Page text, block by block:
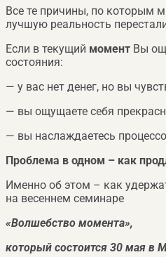
Все те причины, по которым
лучшую реальность
Если в текущий момент Вы
состояния:
— у вас нет денег, но вы
— вы ощущаете себя
— вы наслаждаетесь
Проблема в одном – как
Именно об этом – как
на весеннем семинаре
«Волшебство момента»,
который состоится 30 мая в